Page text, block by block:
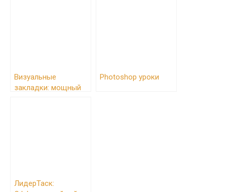
Визуальные
закладки: мощный
Photoshop уроки
ЛидерТаск: